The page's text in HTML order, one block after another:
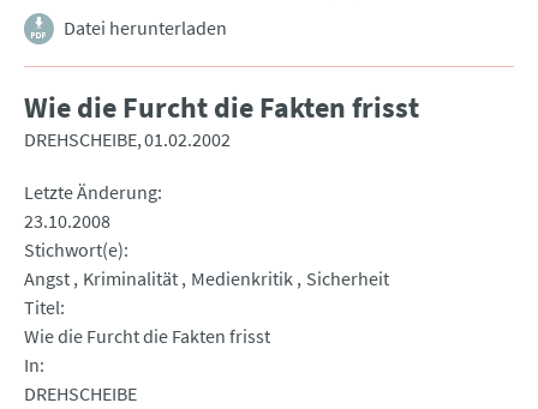
Datei herunterladen
Wie die Furcht die Fakten frisst
DREHSCHEIBE 01.02.2002
Letzte Änderung
23.10.2008
Stichwort(e)
Angst Kriminalität Medienkritik Sicherheit
Titel
Wie die Furcht die Fakten frisst
In
DREHSCHEIBE